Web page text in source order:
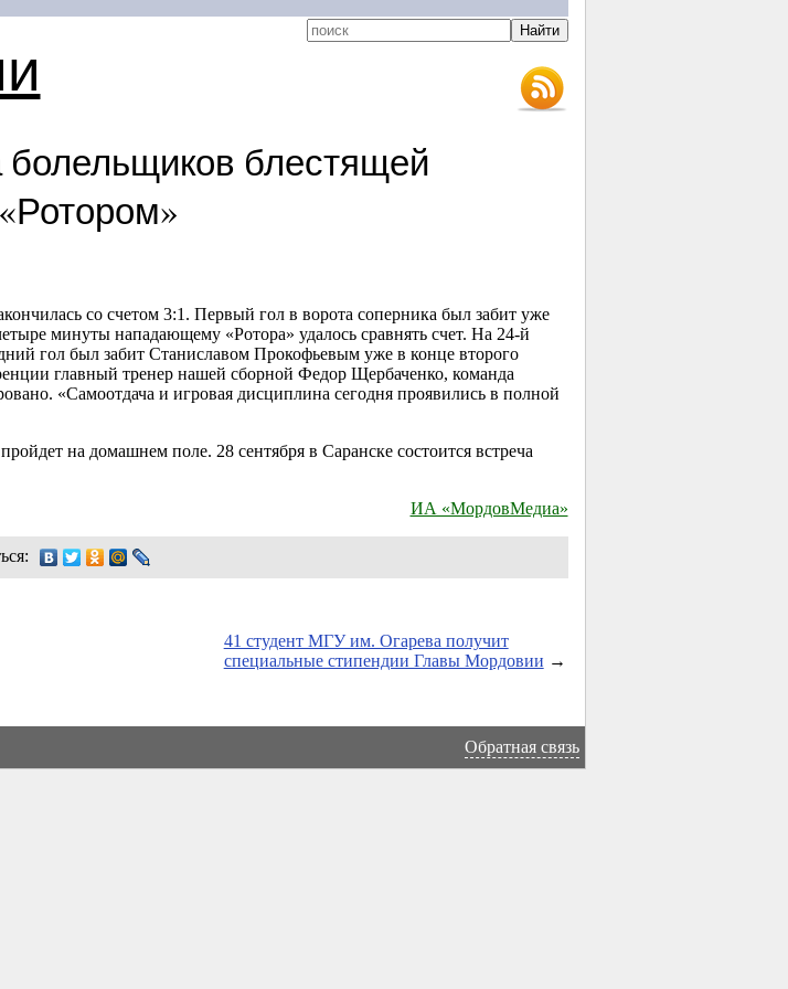
блестящей
со счетом 3:1. Первый гол в ворота соперника был забит уже
минуты нападающему «Ротора» удалось сравнять счет. На 24-й
гол был забит Станиславом Прокофьевым уже в конце второго
главный тренер нашей сборной Федор Щербаченко, команда
«Самоотдача и игровая дисциплина сегодня проявились в полной
на домашнем поле. 28 сентября в Саранске состоится встреча
ИА «МордовМедиа»
41 студент МГУ им. Огарева получит
специальные стипендии Главы Мордовии →
Обратная связь